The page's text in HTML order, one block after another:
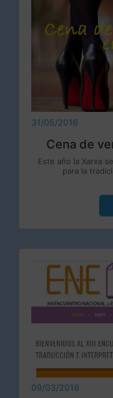
31/05/2016
Cena de
Este año la Xarxa
para la
09/03/2016